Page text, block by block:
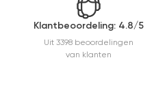
Klantbeoordeling: 4.8/5
Uit 3398 beoordelingen
van klanten